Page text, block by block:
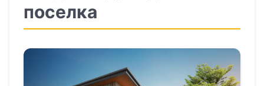
поселка